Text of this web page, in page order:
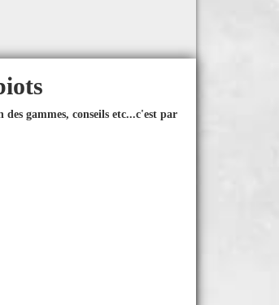
gammes, conseils etc...c'est par